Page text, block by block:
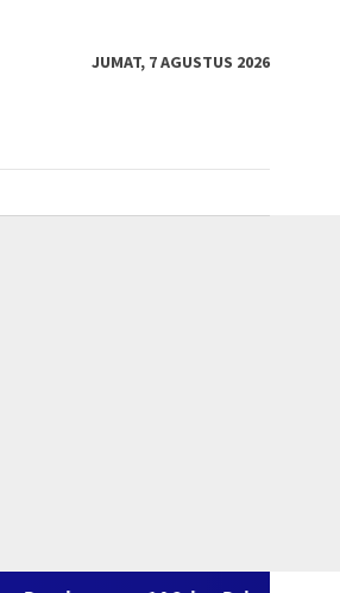
JUMAT, 7 AGUSTUS 2026